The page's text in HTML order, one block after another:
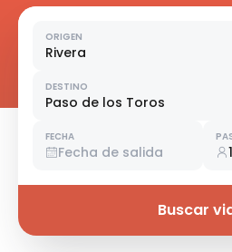
ORIGEN
Rivera
DESTINO
Paso de los Toros
FECHA
Fecha de salida 1
Buscar